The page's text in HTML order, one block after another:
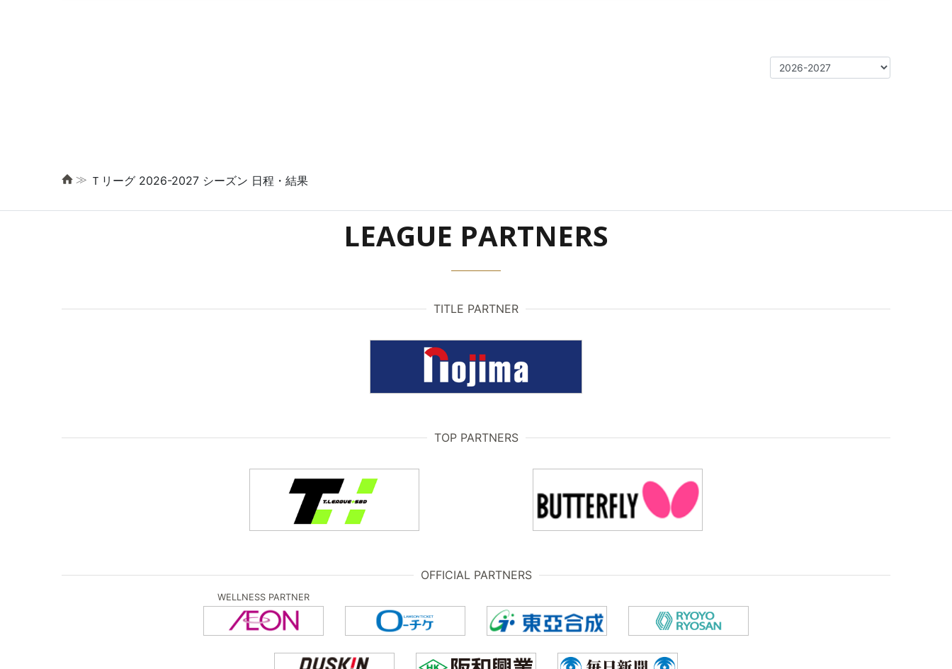
≫ Ｔリーグ 2026-2027 シーズン 日程・結果
LEAGUE PARTNERS
TITLE PARTNER
TOP PARTNERS
OFFICIAL PARTNERS
WELLNESS PARTNER